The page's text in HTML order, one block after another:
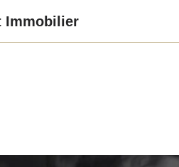
Immobilier